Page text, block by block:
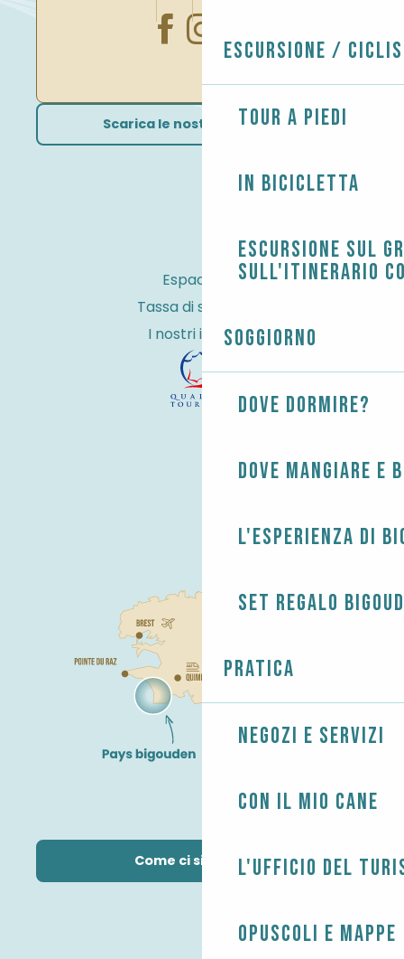
Escursione /
Tour a piedi
In bicicletta
Escursione sul
sull'itinerario
Soggiorno
Dove dormire?
Dove mangiare e
L'esperienza di
Set regalo
Pratica
Negozi e servizi
Con il mio cane
L'Ufficio del
Opuscoli e mappe
Scarica le nostre brochure
Espace Pro
Tassa di soggiorno
I nostri impegni
Come ci si arriva?